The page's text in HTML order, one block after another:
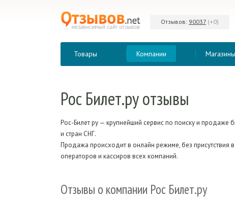
Отзывов: 90037 (+0)
Товары Компании Магазины
Рос Билет.ру отзывы
Рос-Билет ру — крупнейший сервис по поиску и продаже
и стран СНГ.
Продажа происходит в онлайн режиме, без присутствия
операторов и кассиров всех компаний.
Отзывы о компании Рос Билет.ру